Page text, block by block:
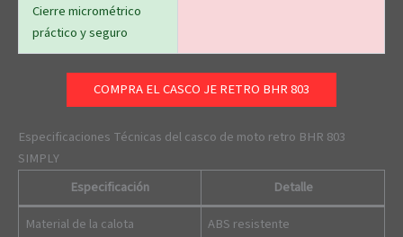
Cierre micrométrico
práctico y seguro
COMPRA EL CASCO JE RETRO BHR 803
Especificaciones Técnicas del casco de moto retro BHR 803
SIMPLY
Especificación
Detalle
Material de la calota
ABS resistente